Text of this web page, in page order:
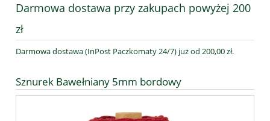
Darmowa dostawa przy zakupach powyżej 200
zł
Darmowa dostawa (InPost Paczkomaty 24/7) już od 200,00 zł.
Sznurek Bawełniany 5mm bordowy